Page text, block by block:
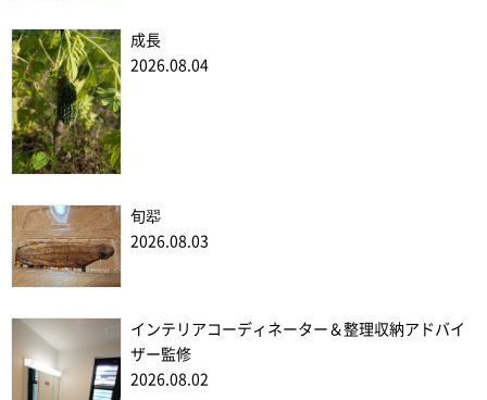
成長
2026.08.04
旬翆
2026.08.03
インテリアコーディネーター＆整理収納アドバイ
ザー監修
2026.08.02